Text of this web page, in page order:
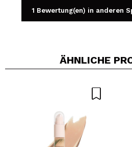
Ein Video oder
1 Bewertung(en) in anderen
ÄHNLICHE